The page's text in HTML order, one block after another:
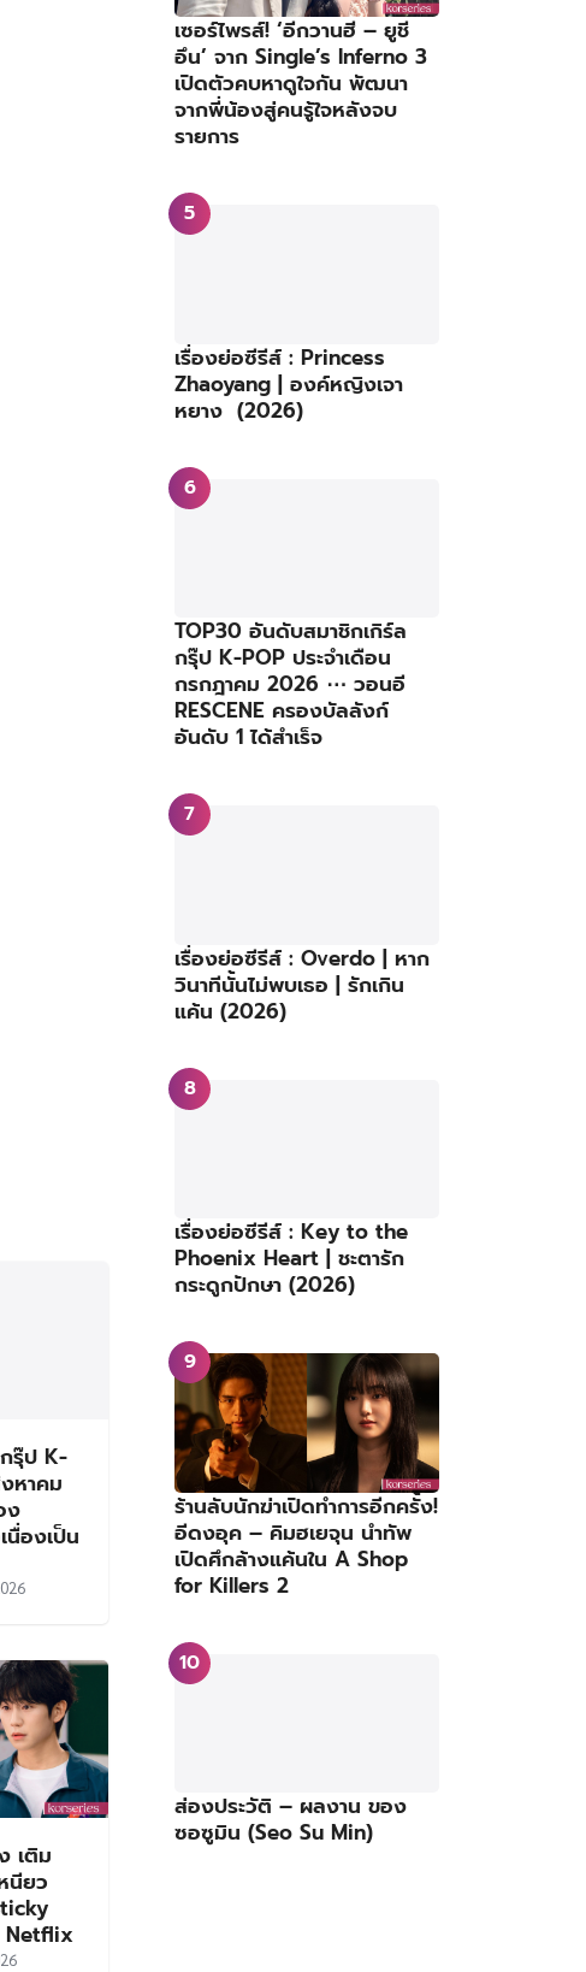
รุ๊ป K-
หาคม
ง
องเป็น
เติม
นียว
Netflix
เซอร์ไพรส์! ‘อีกวานฮี – ยูชี
อึน’ จาก Single’s Inferno 3
เปิดตัวคบหาดูใจกัน พัฒนา
จากพี่น้องสู่คนรู้ใจหลังจบ
รายการ
เรื่องย่อซีรีส์ : Princess
Zhaoyang | องค์หญิงเจา
หยาง (2026)
TOP30 อันดับสมาชิกเกิร์ล
กรุ๊ป K-POP ประจำเดือน
กรกฎาคม 2026 ⋯ วอนอี
RESCENE ครองบัลลังก์
อันดับ 1 ได้สำเร็จ
เรื่องย่อซีรีส์ : Overdo | หาก
วินาทีนั้นไม่พบเธอ | รักเกิน
แค้น (2026)
เรื่องย่อซีรีส์ : Key to the
Phoenix Heart | ชะตารัก
กระดูกปักษา (2026)
ร้านลับนักฆ่าเปิดทำการอีกครั้ง!
อีดงอุค – คิมฮเยจุน นำทัพ
เปิดศึกล้างแค้นใน A Shop
for Killers 2
ส่องประวัติ – ผลงาน ของ
ซอซูมิน (Seo Su Min)